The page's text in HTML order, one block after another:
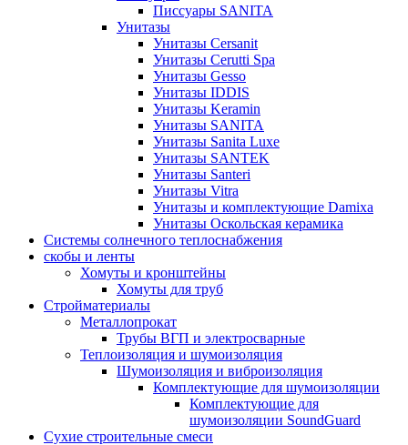
Писсуары SANITA
Унитазы
Унитазы Cersanit
Унитазы Cerutti Spa
Унитазы Gesso
Унитазы IDDIS
Унитазы Keramin
Унитазы SANITA
Унитазы Sanita Luxe
Унитазы SANTEK
Унитазы Santeri
Унитазы Vitra
Унитазы и комплектующие Damixa
Унитазы Оскольская керамика
Системы солнечного теплоснабжения
скобы и ленты
Хомуты и кронштейны
Хомуты для труб
Стройматериалы
Металлопрокат
Трубы ВГП и электросварные
Теплоизоляция и шумоизоляция
Шумоизоляция и виброизоляция
Комплектующие для шумоизоляции
Комплектующие для
шумоизоляции SoundGuard
Сухие строительные смеси